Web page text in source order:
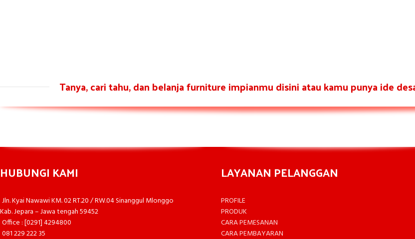
Tanya, cari tahu, dan belanja furniture impianmu disini atau kamu punya ide
HUBUNGI KAMI
Jln. Kyai Nawawi KM. 02 RT.20 / RW.04 Sinanggul Mlonggo
Kab. Jepara – Jawa tengah 59452
Office : [0291] 4294800
081 229 222 35
LAYANAN PELANGGAN
PROFILE
PRODUK
CARA PEMESANAN
CARA PEMBAYARAN